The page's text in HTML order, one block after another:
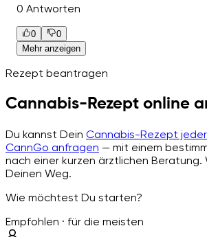
0 Antworten
0
0
Mehr anzeigen
Rezept beantragen
Cannabis-Rezept online
Du kannst Dein Cannabis-Rezept
CannGo anfragen — mit einem
nach einer kurzen ärztlichen Beratung.
Deinen Weg.
Wie möchtest Du starten?
Empfohlen · für die meisten